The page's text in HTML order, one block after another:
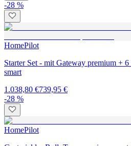
-28 %
HomePilot
Starter Set - mit Gateway premium +
smart
1.038,80 €739,95 €
-28 %
HomePilot